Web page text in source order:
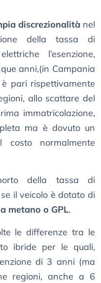
discrezionalità nel
della tassa di
l’esenzione,
anni,(in Campania
è pari rispettivamente
allo scattare del
immatricolazione,
ma è dovuto un
normalmente
della tassa di
se il veicolo è dotato di
metano o GPL.
le differenze tra le
ibride per le quali,
di 3 anni (ma
regioni, anche a 6